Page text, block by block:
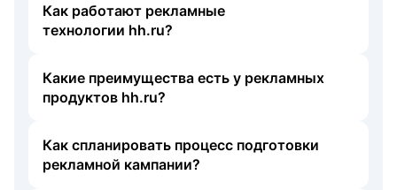
Как работают рекламные
технологии hh.ru?
Какие преимущества есть у рекламных
продуктов hh.ru?
Как спланировать процесс подготовки
рекламной кампании?